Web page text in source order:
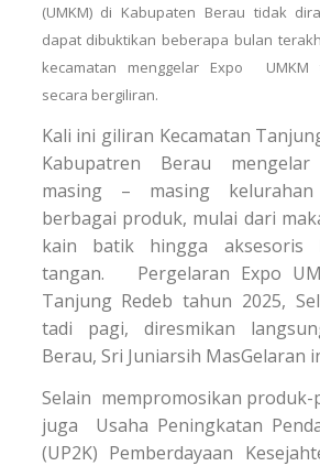
(UMKM) di Kabupaten Berau tidak
dapat dibuktikan beberapa bulan
kecamatan menggelar Expo UMKM
secara bergiliran.
Kali ini giliran Kecamatan
Kabupatren Berau
masing – masing kelurahan
berbagai produk, mulai dari
kain batik hingga aksesoris
tangan. Pergelaran Expo
Tanjung Redeb tahun 2025,
tadi pagi, diresmikan
Berau, Sri Juniarsih MasGelaran
Selain mempromosikan produk-
juga Usaha Peningkatan
(UP2K) Pemberdayaan